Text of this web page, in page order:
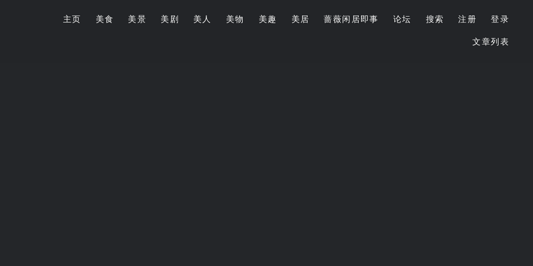
主页 美食 美景 美剧 美人 美物 美趣 美居 蔷薇闲居即事 论坛 搜索 注册 登录
文章列表